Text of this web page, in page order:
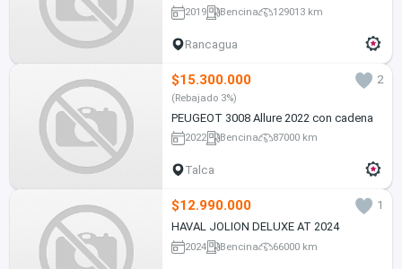
2019 Bencina 129013 km
Rancagua
$15.300.000 2
(Rebajado 3%)
PEUGEOT 3008 Allure 2022 con cadena
2022 Bencina 87000 km
Talca
$12.990.000
1
HAVAL JOLION DELUXE AT 2024
2024 Bencina 66000 km